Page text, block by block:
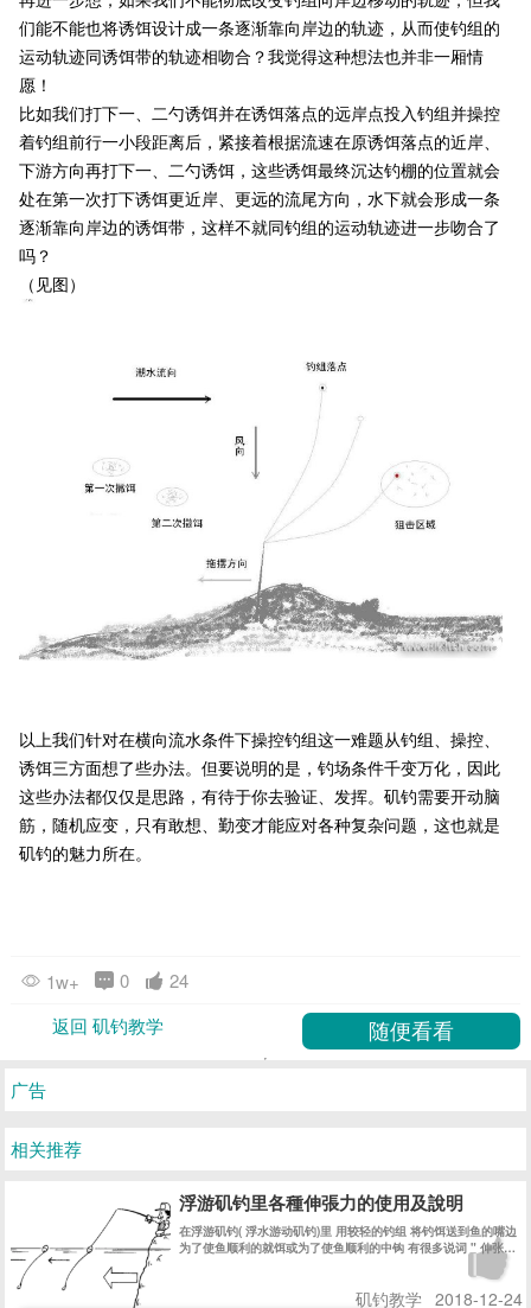
们能不能也将诱饵设计成一条逐渐靠向岸边的轨迹，从而使钓组的
运动轨迹同诱饵带的轨迹相吻合？我觉得这种想法也并非一厢情
愿！
比如我们打下一、二勺诱饵并在诱饵落点的远岸点投入钓组并操控
着钓组前行一小段距离后，紧接着根据流速在原诱饵落点的近岸、
下游方向再打下一、二勺诱饵，这些诱饵最终沉达钓棚的位置就会
处在第一次打下诱饵更近岸、更远的流尾方向，水下就会形成一条
逐渐靠向岸边的诱饵带，这样不就同钓组的运动轨迹进一步吻合了
吗？
（见图）
以上我们针对在横向流水条件下操控钓组这一难题从钓组、操控、
诱饵三方面想了些办法。但要说明的是，钓场条件千变万化，因此
这些办法都仅仅是思路，有待于你去验证、发挥。矶钓需要开动脑
筋，随机应变，只有敢想、勤变才能应对各种复杂问题，这也就是
矶钓的魅力所在。
1w+ 0
24
返回 矶钓教学
广告
相关推荐
浮游矶钓里各種伸張力的使用及說明
在浮游矶钓( 浮水游动矶钓)里 用较轻的钓组 将钓饵送到鱼的嘴边
为了使鱼顺利的就饵或为了使鱼顺利的中钩 有很多说词 " 伸张拉
简单的说法 都是为了鱼吃饵时 使浮标的 “鱼讯” 明显的显示出来
! 而迅速的使钓鱼者在第一时间内 知道鱼在吃食的信息 而采取相
矶钓教学 2018-12-24